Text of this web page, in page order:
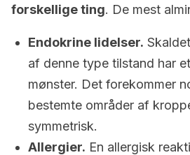
forskellige ting. De mest
Endokrine lidelser.
af denne type tilstand har
mønster. Det forekommer
bestemte områder af
symmetrisk.
Allergier. En allergisk